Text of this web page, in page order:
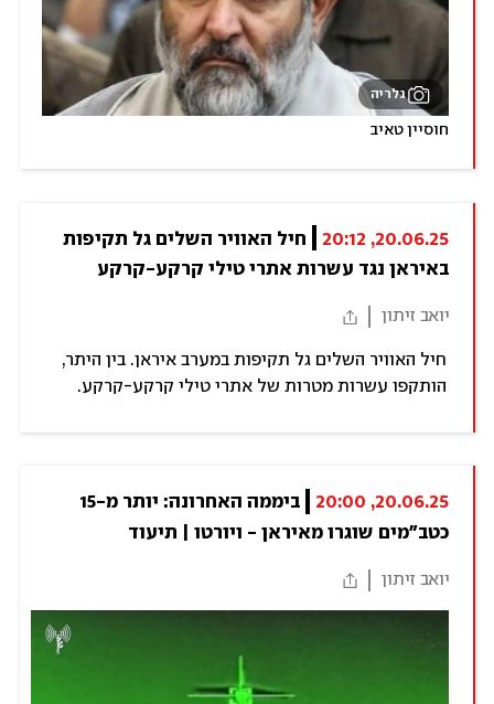
גלריה
חוסיין טאיב
20.06.25, 20:12
באיראן נגד עשרות אתרי טילי קרקע-קרקע
יואב זיתון
חיל האוויר השלים גל תקיפות במערב איראן. בין היתר,
הותקפו עשרות מטרות של אתרי טילי קרקע-קרקע.
20.06.25, 20:00
כטב"מים שוגרו מאיראן - ויורטו | תיעוד
יואב זיתון